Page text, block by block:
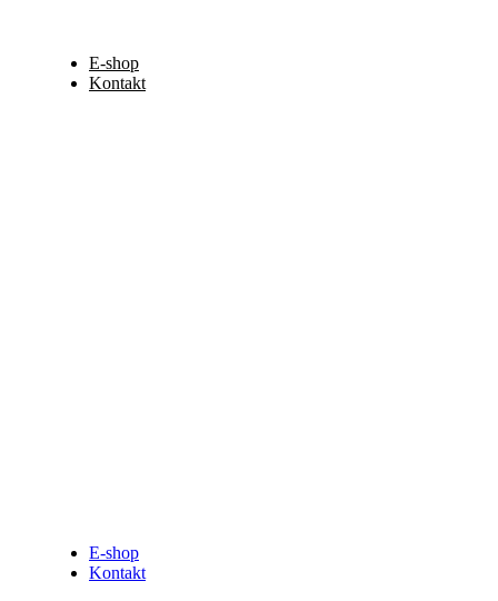
E-shop
Kontakt
E-shop
Kontakt